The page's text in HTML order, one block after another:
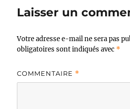
Laisser un
Votre adresse e-mail ne sera pas
obligatoires sont indiqués avec *
COMMENTAIRE *